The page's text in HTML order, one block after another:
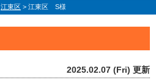
江東区 > 江東区 S様
2025.02.07 (Fri) 更新